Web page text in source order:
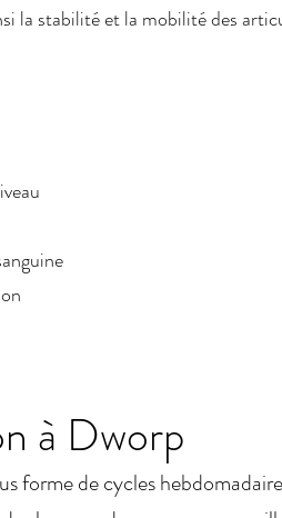
la stabilité et la mobilité des
à Dworp
forme de cycles